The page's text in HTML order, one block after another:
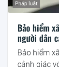
Pháp luật
Bảo hiểm
người dân
Bảo hiểm
cảnh giác